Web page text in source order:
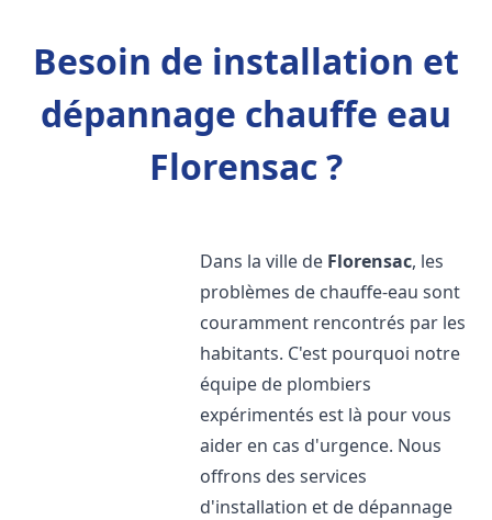
Besoin de installation et
dépannage chauffe eau
Florensac ?
Dans la ville de Florensac, les
problèmes de chauffe-eau sont
couramment rencontrés par les
habitants. C'est pourquoi notre
équipe de plombiers
expérimentés est là pour vous
aider en cas d'urgence. Nous
offrons des services
d'installation et de dépannage